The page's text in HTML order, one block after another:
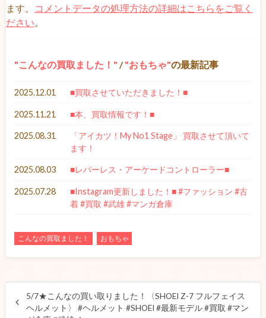
ます。
コメントデータの処理方法の詳細はこちらをご覧く
ださい
こんなの買取ました！ / おもちゃ の最新記事
2025.12.01 ■買取させていただきました！■
2025.11.21 ■本、買取情報です！■
2025.08.31
「アイカツ！My No1 Stage」 買取させて頂いて
ます！
2025.08.03 ■レバーレス・アーケードコントローラー■
2025.07.28
■Instagram更新しました！■ #ファッション #古
着 #買取 #武雄 #マンガ倉庫
こんなの買取ました！ おもちゃ
5/7★こんなの買い取りました！〈SHOEI Z-7 フルフェイス
ヘルメット〉 #ヘルメット #SHOEI #最新モデル #買取 #マン